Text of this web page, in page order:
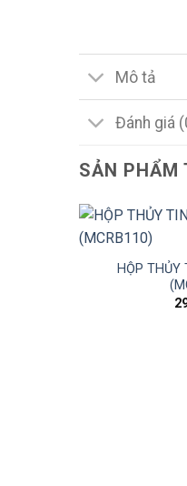
Mô tả
Đánh giá
SẢN PHẨM
HỘP THỦY